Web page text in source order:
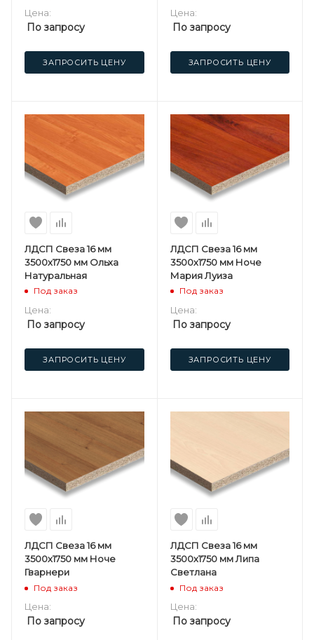
Цена:
По запросу
ЗАПРОСИТЬ ЦЕНУ
Цена:
По запросу
ЗАПРОСИТЬ ЦЕНУ
ЛДСП Свеза 16 мм
3500х1750 мм Ольха
Натуральная
Под заказ
Цена:
По запросу
ЗАПРОСИТЬ ЦЕНУ
ЛДСП Свеза 16 мм
3500х1750 мм Ноче
Мария Луиза
Под заказ
Цена:
По запросу
ЗАПРОСИТЬ ЦЕНУ
ЛДСП Свеза 16 мм
3500х1750 мм Ноче
Гварнери
Под заказ
Цена:
По запросу
ЛДСП Свеза 16 мм
3500х1750 мм Липа
Светлана
Под заказ
Цена:
По запросу